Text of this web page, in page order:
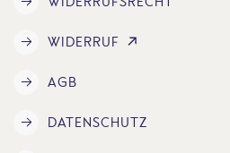
WIDERRUF
AGB
DATENSCHUTZ